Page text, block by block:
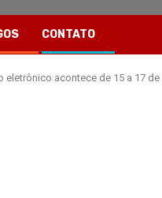
CONTATO
acontece de 15 a 17